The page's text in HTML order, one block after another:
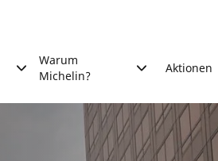
Warum
Michelin?
Aktionen